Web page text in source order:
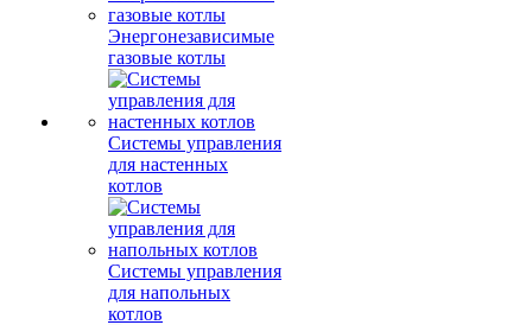
Энергонезависимые
газовые котлы
Системы управления
для настенных
котлов
Системы управления
для напольных
котлов